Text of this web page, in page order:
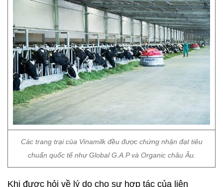
Các trang trại của Vinamilk đều được chứng nhận đạt tiêu
chuẩn quốc tế như Global G.A.P và Organic châu Âu.
Khi được hỏi về lý do cho sự hợp tác của liên